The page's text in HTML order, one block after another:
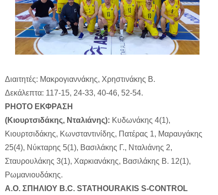
Διαιτητές: Μακρογιαννάκης, Χρηστινάκης Β.
Δεκάλεπτα: 117-15, 24-33, 40-46, 52-54.
PHOTO ΕΚΦΡΑΣΗ
(Κιουρτσιδάκης, Νταλιάνης): Κυδωνάκης 4(1),
Κιουρτσιδάκης, Κωνσταντινίδης, Πατέρας 1, Μαραυγάκης
25(4), Νύκταρης 5(1), Βασιλάκης Γ., Νταλιάνης 2,
Σταυρουλάκης 3(1), Χαρκιανάκης, Βασιλάκης Β. 12(1),
Ρωμανιουδάκης.
Α.Ο. ΣΠΗΛΙΟΥ B.C. STATHOURAKIS S-CONTROL